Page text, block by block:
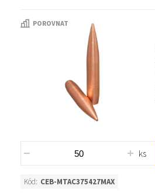
POROVNAT
ks
Kód: CEB-MTAC375427MAX